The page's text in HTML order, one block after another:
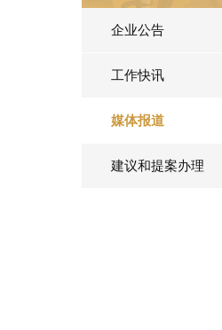
企业公告
工作快讯
媒体报道
建议和提案办理